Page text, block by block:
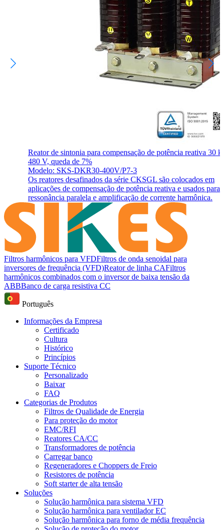
Reator de sintonia para compensação de potência reativa 30
480 V, queda de 7%
Modelo: SKS-DKR30-400V/P7-3
Os reatores desafinados da série CKSGL são colocados em
aplicações de compensação de potência reativa e usados para
ressonância paralela e amplificação de corrente harmônica.
Filtros harmônicos para VFDFiltros de onda senoidal para
inversores de frequência (VFD)Reator de linha CAFiltros
harmônicos combinados com o inversor de baixa tensão da
ABBBanco de carga resistiva CC
Português
Informações da Empresa
Certificado
Cultura
Histórico
Princípios
Suporte Técnico
Personalizado
Baixar
FAQ
Categorias de Produtos
Filtros de Qualidade de Energia
Para proteção do motor
EMC/RFI
Reatores CA/CC
Transformadores de potência
Carregar banco
Regeneradores e Choppers de Freio
Resistores de potência
Soft starter de alta tensão
Soluções
Solução harmônica para sistema VFD
Solução harmônica para ventilador EC
Solução harmônica para forno de média frequência